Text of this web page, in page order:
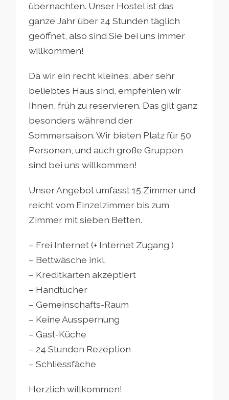
übernachten. Unser Hostel ist das
ganze Jahr über 24 Stunden täglich
geöffnet, also sind Sie bei uns immer
willkommen!
Da wir ein recht kleines, aber sehr
beliebtes Haus sind, empfehlen wir
Ihnen, früh zu reservieren. Das gilt ganz
besonders während der
Sommersaison. Wir bieten Platz für 50
Personen, und auch große Gruppen
sind bei uns willkommen!
Unser Angebot umfasst 15 Zimmer und
reicht vom Einzelzimmer bis zum
Zimmer mit sieben Betten.
– Frei Internet (+ Internet Zugang )
– Bettwäsche inkl.
– Kreditkarten akzeptiert
– Handtücher
– Gemeinschafts-Raum
– Keine Ausspernung
– Gast-Küche
– 24 Stunden Rezeption
– Schliessfäche
Herzlich willkommen!